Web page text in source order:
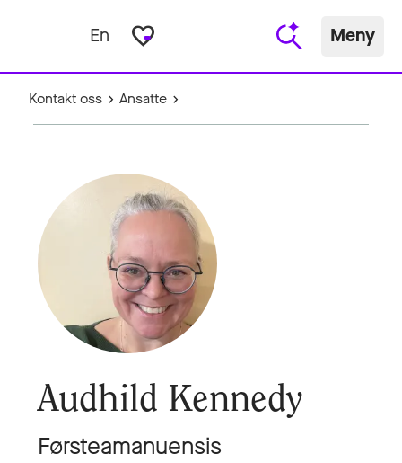
En favorite_border Meny
Kontakt oss Ansatte
Audhild Kennedy
Førsteamanuensis